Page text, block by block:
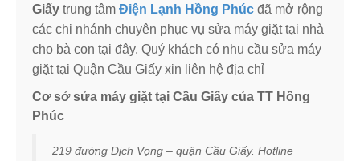
Giấy trung tâm Điện Lạnh Hồng Phúc đã mở rộng
các chi nhánh chuyên phục vụ sửa máy giặt tại nhà
cho bà con tại đây. Quý khách có nhu cầu sửa máy
giặt tại Quận Cầu Giấy xin liên hệ địa chỉ
Cơ sở sửa máy giặt tại Cầu Giấy của TT Hồng
Phúc
219 đường Dịch Vọng – quận Cầu Giấy. Hotline